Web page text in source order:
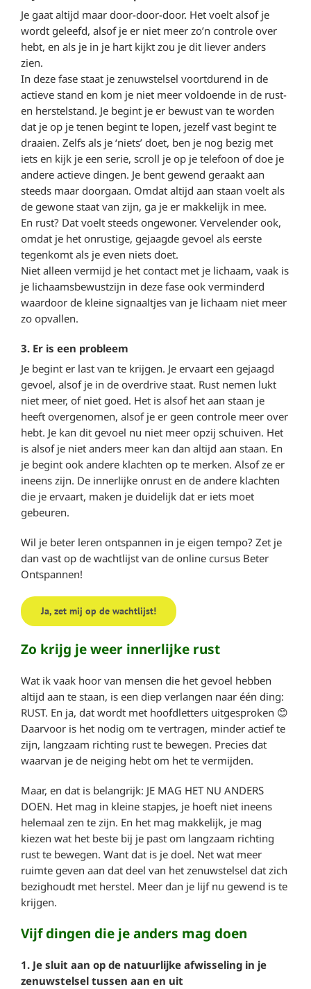
Je gaat altijd maar door-door-door. Het voelt alsof je
wordt geleefd, alsof je er niet meer zo’n controle over
hebt, en als je in je hart kijkt zou je dit liever anders
zien.
In deze fase staat je zenuwstelsel voortdurend in de
actieve stand en kom je niet meer voldoende in de rust-
en herstelstand. Je begint je er bewust van te worden
dat je op je tenen begint te lopen, jezelf vast begint te
draaien. Zelfs als je ‘niets’ doet, ben je nog bezig met
iets en kijk je een serie, scroll je op je telefoon of doe je
andere actieve dingen. Je bent gewend geraakt aan
steeds maar doorgaan. Omdat altijd aan staan voelt als
de gewone staat van zijn, ga je er makkelijk in mee.
En rust? Dat voelt steeds ongewoner. Vervelender ook,
omdat je het onrustige, gejaagde gevoel als eerste
tegenkomt als je even niets doet.
Niet alleen vermijd je het contact met je lichaam, vaak is
je lichaamsbewustzijn in deze fase ook verminderd
waardoor de kleine signaaltjes van je lichaam niet meer
zo opvallen.
3. Er is een probleem
Je begint er last van te krijgen. Je ervaart een gejaagd
gevoel, alsof je in de overdrive staat. Rust nemen lukt
niet meer, of niet goed. Het is alsof het aan staan je
heeft overgenomen, alsof je er geen controle meer over
hebt. Je kan dit gevoel nu niet meer opzij schuiven. Het
is alsof je niet anders meer kan dan altijd aan staan. En
je begint ook andere klachten op te merken. Alsof ze er
ineens zijn. De innerlijke onrust en de andere klachten
die je ervaart, maken je duidelijk dat er iets moet
gebeuren.
Wil je beter leren ontspannen in je eigen tempo? Zet je
dan vast op de wachtlijst van de online cursus Beter
Ontspannen!
Ja, zet mij op de wachtlijst!
Zo krijg je weer innerlijke rust
Wat ik vaak hoor van mensen die het gevoel hebben
altijd aan te staan, is een diep verlangen naar één ding:
RUST. En ja, dat wordt met hoofdletters uitgesproken 😊
Daarvoor is het nodig om te vertragen, minder actief te
zijn, langzaam richting rust te bewegen. Precies dat
waarvan je de neiging hebt om het te vermijden.
Maar, en dat is belangrijk: JE MAG HET NU ANDERS
DOEN. Het mag in kleine stapjes, je hoeft niet ineens
helemaal zen te zijn. En het mag makkelijk, je mag
kiezen wat het beste bij je past om langzaam richting
rust te bewegen. Want dat is je doel. Net wat meer
ruimte geven aan dat deel van het zenuwstelsel dat zich
bezighoudt met herstel. Meer dan je lijf nu gewend is te
krijgen.
Vijf dingen die je anders mag doen
1. Je sluit aan op de natuurlijke afwisseling in je
zenuwstelsel tussen aan en uit